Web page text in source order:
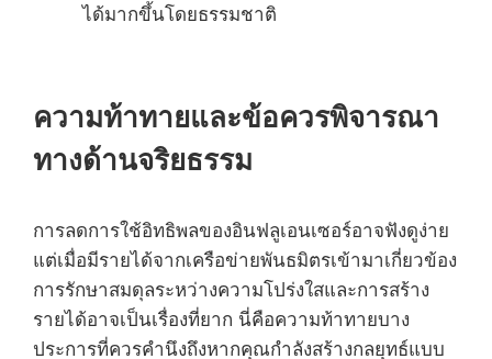
ได้มากขึ้นโดยธรรมชาติ
ความท้าทายและข้อควรพิจารณา
ทางด้านจริยธรรม
การลดการใช้อิทธิพลของอินฟลูเอนเซอร์อาจฟังดูง่าย
แต่เมื่อมีรายได้จากเครือข่ายพันธมิตรเข้ามาเกี่ยวข้อง
การรักษาสมดุลระหว่างความโปร่งใสและการสร้าง
รายได้อาจเป็นเรื่องที่ยาก นี่คือความท้าทายบาง
ประการที่ควรคำนึงถึงหากคุณกำลังสร้างกลยุทธ์แบบ